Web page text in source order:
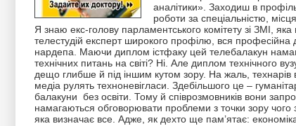
аналітики». Заходиш в
роботи за спеціальністю,
Я знаю екс-голову парламентського комітету зі ЗМІ,
телестудій експерт широкого профілю, вся професійна
нардепа. Маючи диплом істфаку цей телебалакун
технічних питань на світі? Ні. Але диплом технічного
дещо глибше й під іншим кутом зору. На жаль,
медіа рулять техноневігласи. Здебільшого це –
балакуни без освіти. Тому й співрозмовників вони
намагаються обговорювати проблеми з точки зору чого
яка визначає все. Адже, як дехто ще пам’ятає: